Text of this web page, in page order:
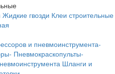
Жидкие гвозди Клеи строительные
и пневмоинструмента-
Пневмокраскопульты-
Шланги и